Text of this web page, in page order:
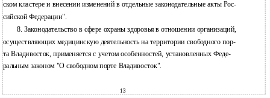
ском кластере и внесении изменений в отдельные законодательные акты Рос-
сийской Федерации".
8. Законодательство в сфере охраны здоровья в отношении организаций,
осуществляющих медицинскую деятельность на территории свободного пор-
та Владивосток, применяется с учетом особенностей, установленных Феде-
ральным законом "О свободном порте Владивосток".
13